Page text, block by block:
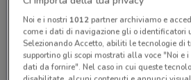
Noi e i nostri 1012partner archiviamo e
come i dati di navigazione gli o identificatori
Selezionando Accetto, abiliti le tecnologie di
supportino gli scopi mostrati alla voce "Noi e
dati da fornire". Nel caso in cui queste